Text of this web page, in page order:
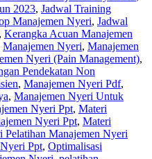
2023, Jadwal Training
Manajemen Nyeri, Jadwal
, Kerangka Acuan Manajemen
Manajemen Nyeri, Manajemen
Nyeri (Pain Management),
Pendekatan Non
, Manajemen Nyeri Pdf,
, Manajemen Nyeri Untuk
Nyeri Ppt, Materi
Nyeri Ppt, Materi
Pelatihan Manajemen Nyeri
Ppt, Optimalisasi